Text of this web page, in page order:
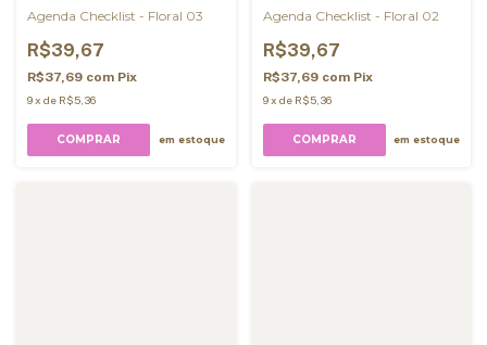
Agenda Checklist - Floral 03
R$39,67
R$37,69 com Pix
9x de R$5,36
COMPRAR em estoque
Agenda Checklist - Floral 02
R$39,67
R$37,69 com Pix
9 x de R$5,36
COMPRAR em estoque